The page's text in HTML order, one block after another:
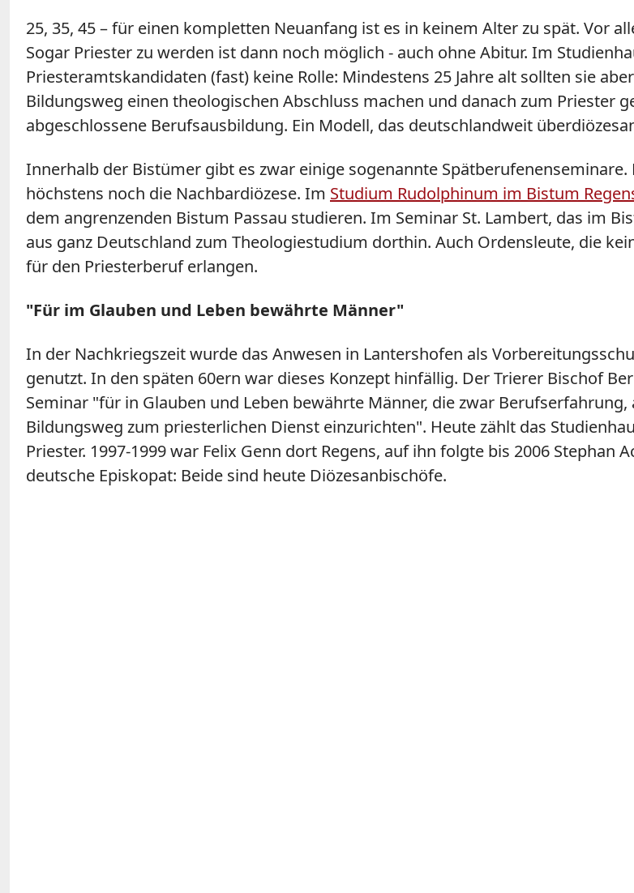
25, 35, 45 – für einen kompletten Neuanfang ist es in keinem Alter zu spät. Vor
Sogar Priester zu werden ist dann noch möglich - auch ohne Abitur. Im
Priesteramtskandidaten (fast) keine Rolle: Mindestens 25 Jahre alt sollten sie
Bildungsweg einen theologischen Abschluss machen und danach zum Priester
abgeschlossene Berufsausbildung. Ein Modell, das deutschlandweit
Innerhalb der Bistümer gibt es zwar einige sogenannte
höchstens noch die Nachbardiözese. Im Studium Rudolphinum im Bistum
dem angrenzenden Bistum Passau studieren. Im Seminar St. Lambert, das im
aus ganz Deutschland zum Theologiestudium dorthin. Auch Ordensleute, die
für den Priesterberuf erlangen.
"Für im Glauben und Leben bewährte Männer"
In der Nachkriegszeit wurde das Anwesen in Lantershofen als
genutzt. In den späten 60ern war dieses Konzept hinfällig. Der Trierer Bischof
Seminar "für in Glauben und Leben bewährte Männer, die zwar
Bildungsweg zum priesterlichen Dienst einzurichten". Heute zählt das
Priester. 1997-1999 war Felix Genn dort Regens, auf ihn folgte bis 2006 Stephan
deutsche Episkopat: Beide sind heute Diözesanbischöfe.